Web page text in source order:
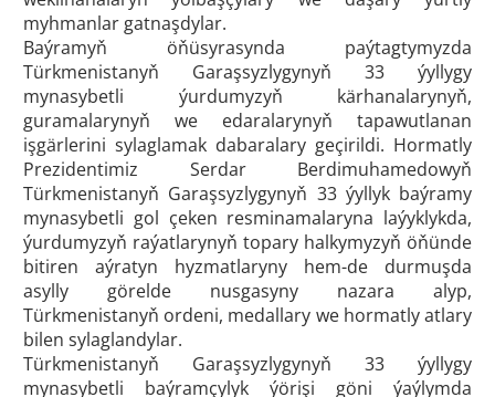
myhmanlar gatnaşdylar.
Baýramyň öňüsyrasynda paýtagtymyzda
Türkmenistanyň Garaşsyzlygynyň 33 ýyllygy
mynasybetli ýurdumyzyň kärhanalarynyň,
guramalarynyň we edaralarynyň tapawutlanan
işgärlerini sylaglamak dabaralary geçirildi. Hormatly
Prezidentimiz Serdar Berdimuhamedowyň
Türkmenistanyň Garaşsyzlygynyň 33 ýyllyk baýramy
mynasybetli gol çeken resminamalaryna laýyklykda,
ýurdumyzyň raýatlarynyň topary halkymyzyň öňünde
bitiren aýratyn hyzmatlaryny hem-de durmuşda
asylly görelde nusgasyny nazara alyp,
Türkmenistanyň ordeni, medallary we hormatly atlary
bilen sylaglandylar.
Türkmenistanyň Garaşsyzlygynyň 33 ýyllygy
mynasybetli baýramçylyk ýörişi göni ýaýlymda